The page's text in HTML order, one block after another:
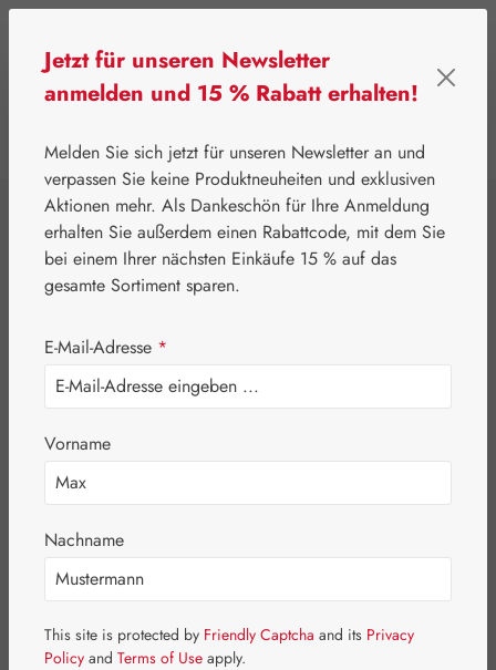
⌂ Pater Severin Naturprodukte Zäpfchen
Teebaumöl
Vaginalsuppositorien
Bildergalerie überspringen
Jetzt für unseren Newsletter
anmelden und 15 % Rabatt erhalten!
Melden Sie sich jetzt für unseren Newsletter an und
verpassen Sie keine Produktneuheiten und exklusiven
Aktionen mehr. Als Dankeschön für Ihre Anmeldung
erhalten Sie außerdem einen Rabattcode, mit dem Sie
bei einem Ihrer nächsten Einkäufe 15 % auf das
gesamte Sortiment sparen.
E-Mail-Adresse *
Vorname
Nachname
This site is protected by Friendly Captcha and its Privacy
Policy and Terms of Use apply.